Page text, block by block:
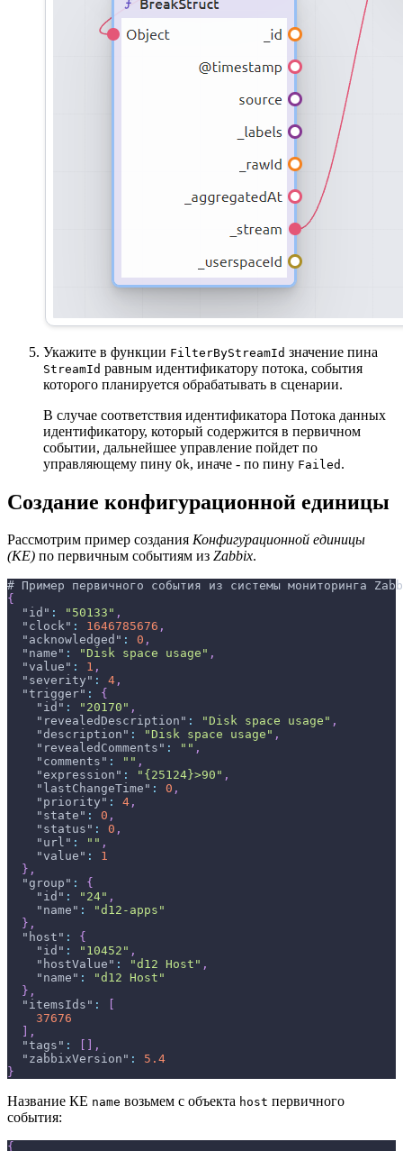
Укажите в функции FilterByStreamId значение пина
StreamId равным идентификатору потока, события
которого планируется обрабатывать в сценарии.
В случае соответствия идентификатора Потока данных
идентификатору, который содержится в первичном
событии, дальнейшее управление пойдет по
управляющему пину Ok, иначе - по пину Failed .
Создание конфигурационной единицы
Рассмотрим пример создания Конфигурационной единицы
(КЕ) по первичным событиям из Zabbix.
# Пример первичного события из системы мониторинга
{
"id" : "50133" ,
"clock" : 1646785676 ,
"acknowledged" : 0 ,
"name" : "Disk space usage" ,
"value" : 1 ,
"severity" : 4 ,
"trigger" :
{
"id" : "20170" ,
"revealedDescription" : "Disk space usage" ,
"description" : "Disk space usage" ,
"revealedComments" : "" ,
"comments" : "" ,
"expression" : "{25124}>90" ,
"lastChangeTime" : 0 ,
"priority" : 4 ,
"state" : 0 ,
"status" : 0 ,
"url" : "" ,
"value" :
1
} ,
"group" :
{
"id" : "24" ,
"name" :
"d12-apps"
} ,
"host" :
{
"id" : "10452" ,
"hostValue" : "d12 Host" ,
"name" :
"d12 Host"
} ,
"itemsIds" :
37676
,
"tags" :
,
"zabbixVersion" :
5.4
}
Название КЕ name возьмем с объекта host первичного
события:
{